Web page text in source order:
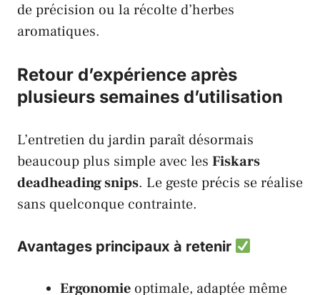
de précision ou la récolte d’herbes
aromatiques.
Retour d’expérience après
plusieurs semaines d’utilisation
L’entretien du jardin paraît désormais
beaucoup plus simple avec les Fiskars
deadheading snips. Le geste précis se réalise
sans quelconque contrainte.
Avantages principaux à retenir
Ergonomie optimale, adaptée même